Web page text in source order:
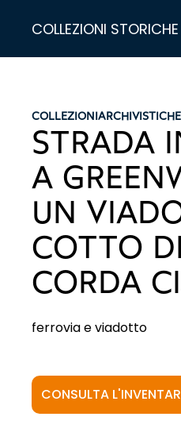
COLLEZIONI STORICHE
COLLEZIONIARCHIVISTICHE
STRADA
A
UN
COTTO
CORDA
ferrovia e viadotto
CONSULTA